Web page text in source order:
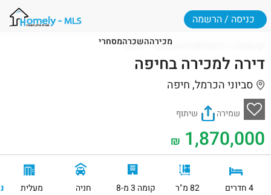
מכירההשכרהמסחרי
כניסה / הרשמה
דירות למכירה בחיפה חיפה
דירה למכירה בחיפה
סביוני הכרמל, חיפה
שמירה שיתוף
1,870,000
₪
4 חדרים 82 מ"ר קומה 3 מ-8 חניה מעלית